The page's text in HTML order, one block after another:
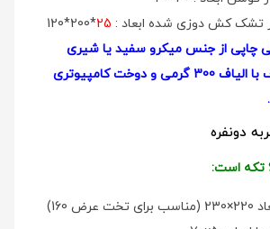
25
*200*120
چاپی از جنس میکرو سفید یا شیری
رنگ است و لحاف با الیاف 300 گرمی و دوخت کامپیوتری
دونفره